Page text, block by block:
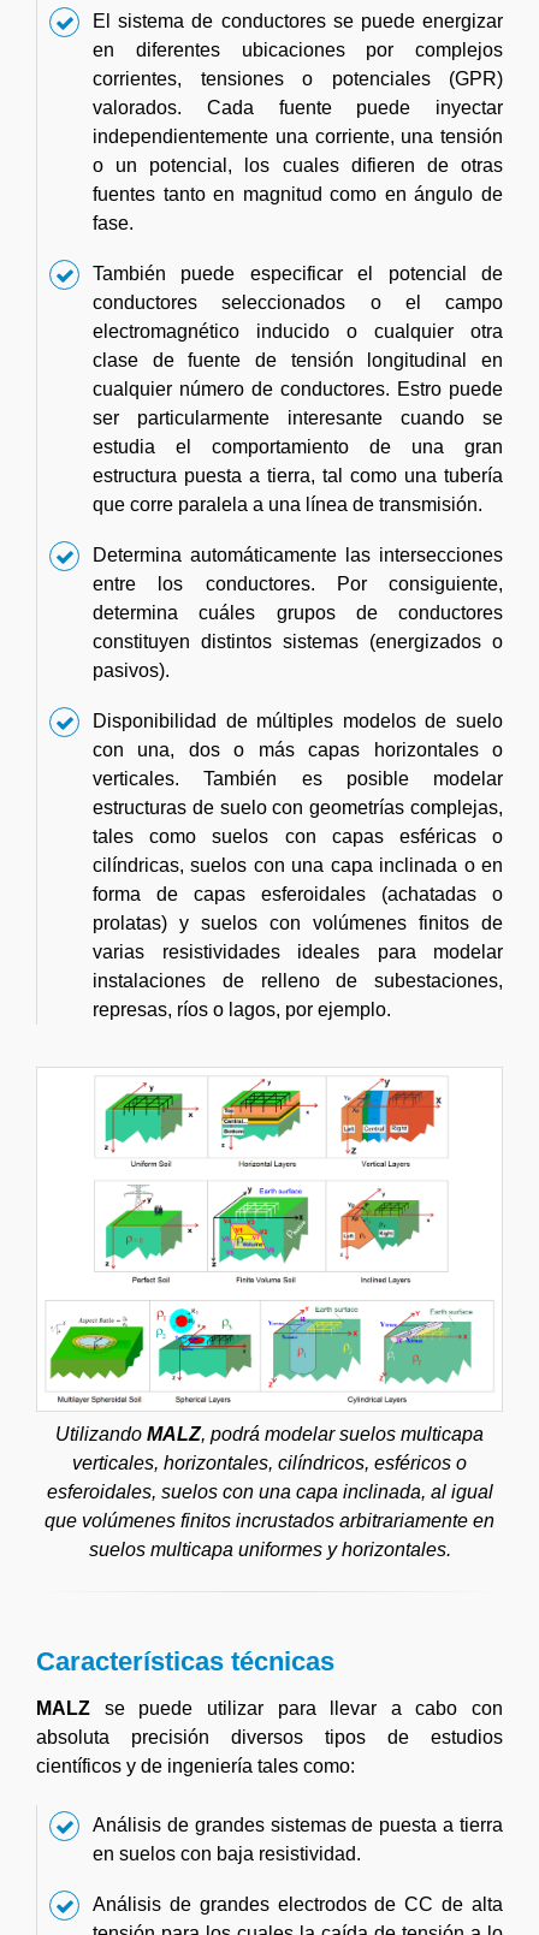
El sistema de conductores se puede energizar
en diferentes ubicaciones por complejos
corrientes, tensiones o potenciales (GPR)
valorados. Cada fuente puede inyectar
independientemente una corriente, una tensión
o un potencial, los cuales difieren de otras
fuentes tanto en magnitud como en ángulo de
fase.
También puede especificar el potencial de
conductores seleccionados o el campo
electromagnético inducido o cualquier otra
clase de fuente de tensión longitudinal en
cualquier número de conductores. Estro puede
ser particularmente interesante cuando se
estudia el comportamiento de una gran
estructura puesta a tierra, tal como una tubería
que corre paralela a una línea de transmisión.
Determina automáticamente las intersecciones
entre los conductores. Por consiguiente,
determina cuáles grupos de conductores
constituyen distintos sistemas (energizados o
pasivos).
Disponibilidad de múltiples modelos de suelo
con una, dos o más capas horizontales o
verticales. También es posible modelar
estructuras de suelo con geometrías complejas,
tales como suelos con capas esféricas o
cilíndricas, suelos con una capa inclinada o en
forma de capas esferoidales (achatadas o
prolatas) y suelos con volúmenes finitos de
varias resistividades ideales para modelar
instalaciones de relleno de subestaciones,
represas, ríos o lagos, por ejemplo.
Utilizando MALZ, podrá modelar suelos multicapa
verticales, horizontales, cilíndricos, esféricos o
esferoidales, suelos con una capa inclinada, al igual
que volúmenes finitos incrustados arbitrariamente en
suelos multicapa uniformes y horizontales.
Características técnicas
MALZ se puede utilizar para llevar a cabo con
absoluta precisión diversos tipos de estudios
científicos y de ingeniería tales como:
Análisis de grandes sistemas de puesta a tierra
en suelos con baja resistividad.
Análisis de grandes electrodos de CC de alta